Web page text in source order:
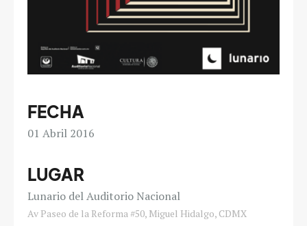
FECHA
01 Abril 2016
LUGAR
Lunario del Auditorio Nacional
Av Paseo de la Reforma #50, Miguel Hidalgo, CDMX